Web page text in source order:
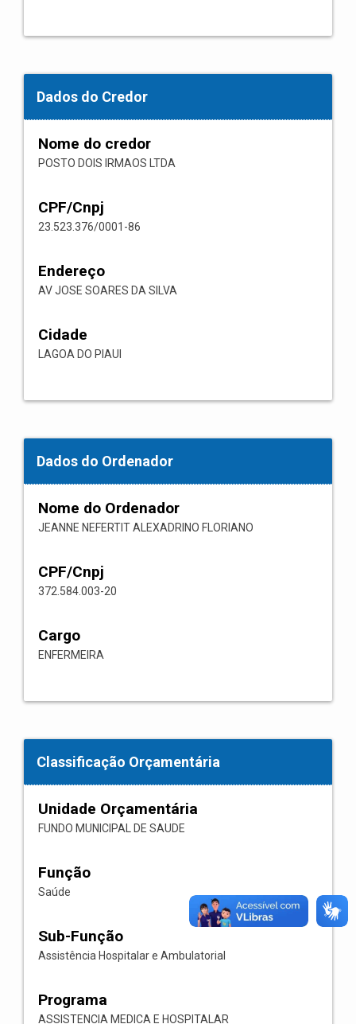
Dados do Credor
Nome do credor
POSTO DOIS IRMAOS LTDA
CPF/Cnpj
23.523.376/0001-86
Endereço
AV JOSE SOARES DA SILVA
Cidade
LAGOA DO PIAUI
Dados do Ordenador
Nome do Ordenador
JEANNE NEFERTIT ALEXADRINO FLORIANO
CPF/Cnpj
372.584.003-20
Cargo
ENFERMEIRA
Classificação Orçamentária
Unidade Orçamentária
FUNDO MUNICIPAL DE SAUDE
Função
Saúde
Sub-Função
Assistência Hospitalar e Ambulatorial
Programa
ASSISTENCIA MEDICA E HOSPITALAR